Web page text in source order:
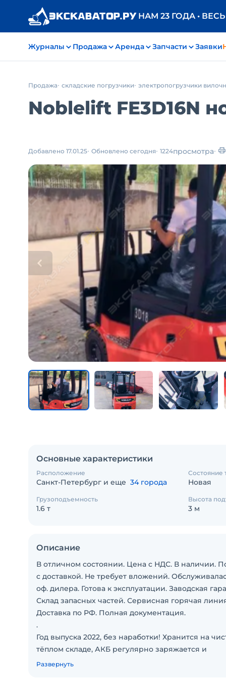
НАМ 23 ГОДА •
Журналы Продажа Аренда Запчасти Заявки
Продажа складские погрузчики электропогрузчики
Noblelift FE3D16N
Добавлено 17.01.25 Обновлено сегодня 1224просмотра
Основные характеристики
Расположение
Санкт-Петербург и еще 34 города
Состояние
Новая
Грузоподъемность
1.6 т
Высота
3 м
Описание
В отличном состоянии. Цена с НДС. В наличии.
с доставкой. Не требует вложений.
оф. дилера. Готова к эксплуатации. Заводская
Склад запасных частей. Сервисная горячая
Доставка по РФ. Полная документация.
.
Год выпуска 2022, без наработки! Хранится на
тёплом складе, АКБ регулярно заряжается и
обслуживается. Гарантия продавца 12 месяцев
Развернуть